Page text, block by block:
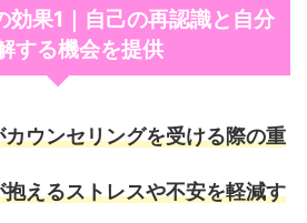
効果1｜自己の再認識と自分
する機会を提供
ウンセリングを受ける際の重
えるストレスや不安を軽減す